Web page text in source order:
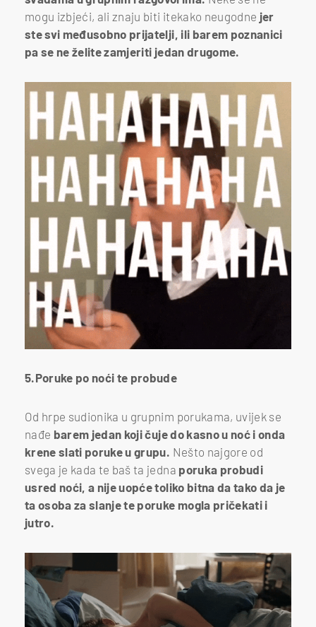
mogu izbjeći, ali znaju biti itekako neugodne jer
ste svi međusobno prijatelji, ili barem poznanici
pa se ne želite zamjeriti jedan drugome.
5.Poruke po noći te probude
Od hrpe sudionika u grupnim porukama, uvijek se
nađe barem jedan koji čuje do kasno u noć i onda
krene slati poruke u grupu. Nešto najgore od
svega je kada te baš ta jedna poruka probudi
usred noći, a nije uopće toliko bitna da tako da je
ta osoba za slanje te poruke mogla pričekati i
jutro.